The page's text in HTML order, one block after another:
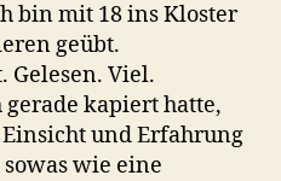
bin mit 18 ins Kloster
geübt.
Gelesen. Viel.
kapiert hatte,
und Erfahrung
wie eine